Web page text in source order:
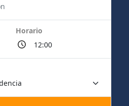
Horario